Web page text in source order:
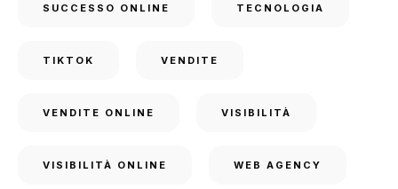
SUCCESSO ONLINE TECNOLOGIA
TIKTOK VENDITE
VENDITE ONLINE VISIBILITÀ
VISIBILITÀ ONLINE WEB AGENCY